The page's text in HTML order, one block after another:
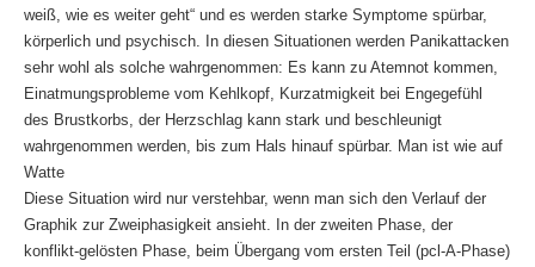
weiß, wie es weiter geht“ und es werden starke Symptome spürbar,
körperlich und psychisch. In diesen Situationen werden Panikattacken
sehr wohl als solche wahrgenommen: Es kann zu Atemnot kommen,
Einatmungsprobleme vom Kehlkopf, Kurzatmigkeit bei Engegefühl
des Brustkorbs, der Herzschlag kann stark und beschleunigt
wahrgenommen werden, bis zum Hals hinauf spürbar. Man ist wie auf
Watte
Diese Situation wird nur verstehbar, wenn man sich den Verlauf der
Graphik zur Zweiphasigkeit ansieht. In der zweiten Phase, der
konflikt-gelösten Phase, beim Übergang vom ersten Teil (pcl-A-Phase)